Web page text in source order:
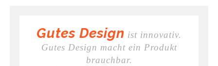
Gutes Design ist innovativ.
Gutes Design macht ein Produkt
brauchbar.